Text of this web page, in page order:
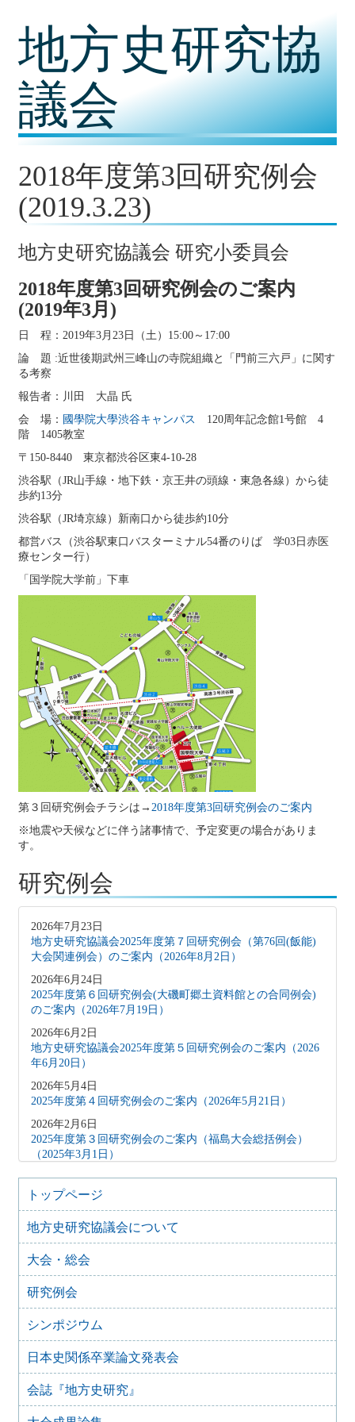
地方史研究協
議会
2018年度第3回研究例会
(2019.3.23)
地方史研究協議会 研究小委員会
2018年度第3回研究例会のご案内
(2019年3月)
日 程：2019年3月23日（土）15:00～17:00
論 題 :近世後期武州三峰山の寺院組織と「門前三六戸」に関す
る考察
報告者：川田 大晶 氏
会 場： 國學院大學渋谷キャンパス
120周年記念館1号館 4
階 1405教室
〒150-8440 東京都渋谷区東4-10-28
渋谷駅（JR山手線・地下鉄・京王井の頭線・東急各線）から徒
歩約13分
渋谷駅（JR埼京線）新南口から徒歩約10分
都営バス（渋谷駅東口バスターミナル54番のりば 学03日赤医
療センター行）
「国学院大学前」下車
第３回研究例会チラシは→ 2018年度第3回研究例会のご案内
※地震や天候などに伴う諸事情で、予定変更の場合がありま
す。
研究例会
2026年7月23日
地方史研究協議会2025年度第７回研究例会（第76回(飯能)
大会関連例会）のご案内（2026年8月2日）
2026年6月24日
2025年度第６回研究例会(大磯町郷土資料館との合同例会)
のご案内（2026年7月19日）
2026年6月2日
地方史研究協議会2025年度第５回研究例会のご案内（2026
年6月20日）
2026年5月4日
2025年度第４回研究例会のご案内（2026年5月21日）
2026年2月6日
2025年度第３回研究例会のご案内（福島大会総括例会）
（2025年3月1日）
2025年12月5日
2025年度第２回研究例会のご案内（伊予史談会との合同例
会）（2026年１月11日）
2025年10月7日
2025年度第１回研究例会のご案内（加能地域史研究会との
合同例会）（2025年11月8日）
2025年9月3日
2024年度第8回研究例会のご案内（2025年9月27日）
2025年6月5日
20日）
2025年6月5日
2024年度第6回研究例会（2025年7月12日）
2025年5月12日
トップページ
地方史研究協議会について
大会・総会
研究例会
シンポジウム
日本史関係卒業論文発表会
会誌『地方史研究』